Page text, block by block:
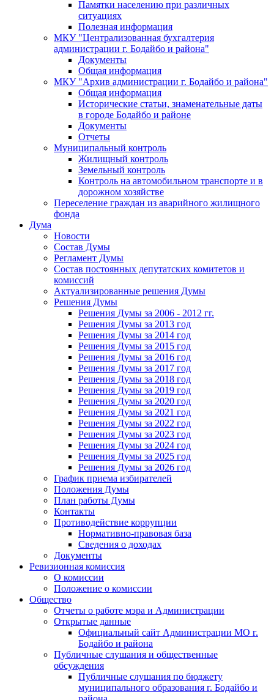
Памятки населению при различных
ситуациях
Полезная информация
МКУ "Централизованная бухгалтерия
администрации г. Бодайбо и района"
Документы
Общая информация
МКУ "Архив администрации г. Бодайбо и района"
Общая информация
Исторические статьи, знаменательные даты
в городе Бодайбо и районе
Документы
Отчеты
Муниципальный контроль
Жилищный контроль
Земельный контроль
Контроль на автомобильном транспорте и в
дорожном хозяйстве
Переселение граждан из аварийного жилищного
фонда
Дума
Новости
Состав Думы
Регламент Думы
Состав постоянных депутатских комитетов и
комиссий
Актуализированные решения Думы
Решения Думы
Решения Думы за 2006 - 2012 гг.
Решения Думы за 2013 год
Решения Думы за 2014 год
Решения Думы за 2015 год
Решения Думы за 2016 год
Решения Думы за 2017 год
Решения Думы за 2018 год
Решения Думы за 2019 год
Решения Думы за 2020 год
Решения Думы за 2021 год
Решения Думы за 2022 год
Решения Думы за 2023 год
Решения Думы за 2024 год
Решения Думы за 2025 год
Решения Думы за 2026 год
График приема избирателей
Положения Думы
План работы Думы
Контакты
Противодействие коррупции
Нормативно-правовая база
Сведения о доходах
Документы
Ревизионная комиссия
О комиссии
Положение о комиссии
Общество
Отчеты о работе мэра и Администрации
Открытые данные
Официальный сайт Администрации МО г.
Бодайбо и района
Публичные слушания и общественные
обсуждения
Публичные слушания по бюджету
муниципального образования г. Бодайбо и